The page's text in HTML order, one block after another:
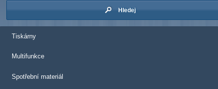
Hledej
Tiskárny
Multifunkce
Spotřební materiál